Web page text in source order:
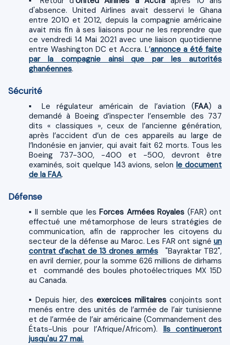
d'absence. United Airlines avait desservi le Ghana
entre 2010 et 2012, depuis la compagnie américaine
avait mis fin à ses liaisons pour ne les reprendre que
ce vendredi 14 Mai 2021 avec une liaison quotidienne
entre Washington DC et Accra. L’annonce a été faite
par la compagnie ainsi que par les autorités
ghanéennes.
Sécurité
▪ Le régulateur américain de l’aviation (FAA) a
demandé à Boeing d’inspecter l’ensemble des 737
dits « classiques », ceux de l’ancienne génération,
après l’accident d’un de ces appareils au large de
l’Indonésie en janvier, qui avait fait 62 morts. Tous les
Boeing 737-300, -400 et -500, devront être
examinés, soit quelque 143 avions, selonle document
de la FAA.
Défense
▪ Il semble que les Forces Armées Royales (FAR) ont
effectué une métamorphose de leurs stratégies de
communication, afin de rapprocher les citoyens du
secteur de la défense au Maroc. Les FAR ont signé un
contrat d’achat de 13 drones armés"Bayraktar TB2",
en avril dernier, pour la somme 626 millions de dirhams
et commandé des boules photoélectriques MX 15D
au Canada.
▪ Depuis hier, des exercices militaires conjoints sont
menés entre des unités de l’armée de l’air tunisienne
et de l’armée de l’air américaine (Commandement des
États-Unis pour l’Afrique/Africom). Ils continueront
jusqu'au 27 mai.